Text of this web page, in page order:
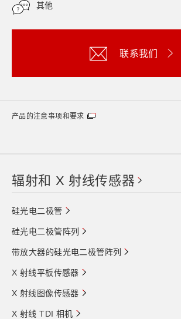
其他
联系我们
产品的注意事项和要求
辐射和 X 射线传感器
硅光电二极管
硅光电二极管阵列
带放大器的硅光电二极管阵列
X 射线平板传感器
X 射线图像传感器
X 射线 TDI 相机